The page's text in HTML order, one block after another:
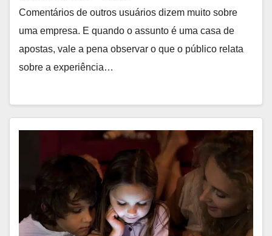
Comentários de outros usuários dizem muito sobre
uma empresa. E quando o assunto é uma casa de
apostas, vale a pena observar o que o público relata
sobre a experiência…